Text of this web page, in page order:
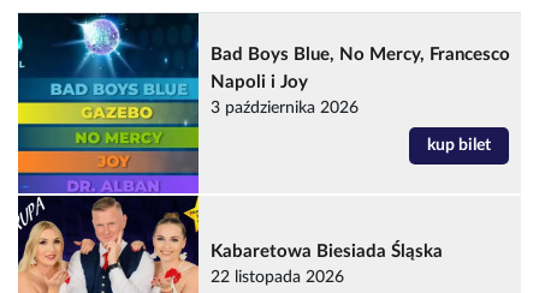
Bad Boys Blue, No Mercy, Francesco
Napoli i Joy
3 października 2026
kup bilet
Kabaretowa Biesiada Śląska
22 listopada 2026